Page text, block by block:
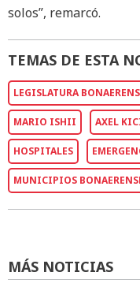
solos”, remarcó.
TEMAS DE ESTA
LEGISLATURA
MARIO ISHII AXEL
HOSPITALES
MUNICIPIOS
MÁS NOTICIAS